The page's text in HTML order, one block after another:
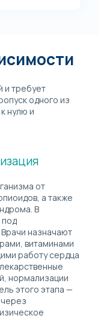
и требует
одного из
нулю и
от
а также
В
под
назначают
витаминами
работу сердца
нормализации
этого этапа —